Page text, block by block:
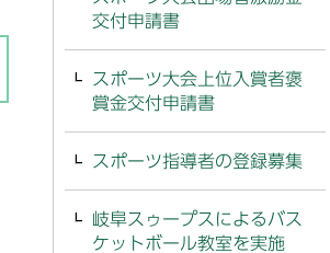
交付申請書
スポーツ大会上位入賞者褒
賞金交付申請書
スポーツ指導者の登録募集
岐阜スゥープスによるバス
ケットボール教室を実施